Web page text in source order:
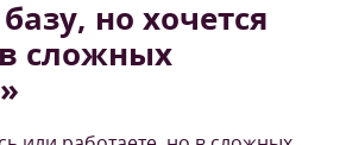
но хочется
сложных